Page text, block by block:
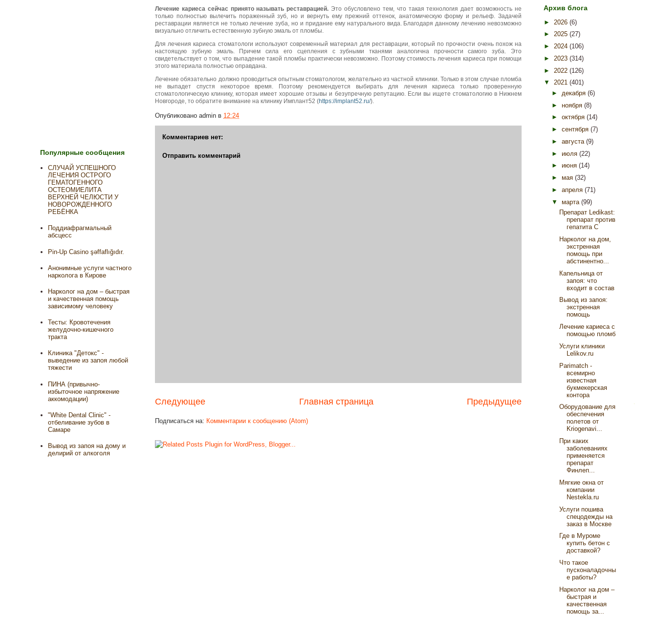
Лечение кариеса сейчас принято называть реставрацией. Это обусловлено тем, что такая технология дает возможность не
только полностью вылечить пораженный зуб, но и вернуть ему прежний оттенок, анатомическую форму и рельеф. Задачей
реставрации является не только лечение зуба, но и придание ему натурального вида. Благодаря данному лечению невозможно
визуально отличить естественную зубную эмаль от пломбы.
Для лечения кариеса стоматологи используют современный материал для реставрации, который по прочности очень похож на
настоящую зубную эмаль. Причем сила его сцепления с зубными тканями аналогична прочности самого зуба. Это
свидетельствует о том, что выпадение такой пломбы практически невозможно. Поэтому стоимость лечения кариеса при помощи
этого материала полностью оправдана.
Лечение обязательно должно проводиться опытным стоматологом, желательно из частной клиники. Только в этом случае пломба
не выпадет спустя некоторое время. Поэтому рекомендуется выбирать для лечения кариеса только проверенную
стоматологическую клинику, которая имеет хорошие отзывы и безупречную репутацию. Если вы ищете стоматологию в Нижнем
Новгороде, то обратите внимание на клинику Имплант52 (https://implant52.ru/).
Опубликовано admin в 12:24
Комментариев нет:
Отправить комментарий
Следующее Предыдущее
Главная страница
Подписаться на: Комментарии к сообщению (Atom)
Популярные сообщения
СЛУЧАЙ УСПЕШНОГО
ЛЕЧЕНИЯ ОСТРОГО
ГЕМАТОГЕННОГО
ОСТЕОМИЕЛИТА
ВЕРХНЕЙ ЧЕЛЮСТИ У
НОВОРОЖДЕННОГО
РЕБЁНКА
Поддиафрагмальный
абсцесс
Pin-Up Casino şəffaflığıdır.
Анонимные услуги частного
нарколога в Кирове
Нарколог на дом – быстрая
и качественная помощь
зависимому человеку
Тесты: Кровотечения
желудочно-кишечного
тракта
Клиника "Детокс" -
выведение из запоя любой
тяжести
ПИНА (привычно-
избыточное напряжение
аккомодации)
"White Dental Clinic" -
отбеливание зубов в
Самаре
Вывод из запоя на дому и
делирий от алкоголя
Архив блога
► 2026 (6)
► 2025 (27)
► 2024 (106)
► 2023 (314)
► 2022 (126)
▼ 2021 (401)
► декабря (6)
► ноября (8)
► октября (14)
► сентября (7)
► августа (9)
► июля (22)
► июня (14)
► мая (32)
► апреля (71)
▼ марта (99)
Препарат Ledikast:
препарат против
гепатита С
Нарколог на дом,
экстренная
помощь при
абстинентно...
Капельница от
запоя: что
входит в состав
Вывод из запоя:
экстренная
помощь
Лечение кариеса с
помощью пломб
Услуги клиники
Lelikov.ru
Parimatch -
всемирно
известная
букмекерская
контора
Оборудование для
обеспечения
полетов от
Kriogenavi...
При каких
заболеваниях
применяется
препарат
Финлеп...
Мягкие окна от
компании
Nestekla.ru
Услуги пошива
спецодежды на
заказ в Москве
Где в Муроме
купить бетон с
доставкой?
Что такое
пусконаладочны
е работы?
Нарколог на дом –
быстрая и
качественная
помощь за...